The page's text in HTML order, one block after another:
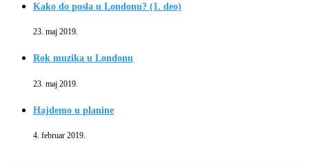
Kako do posla u Londonu? (1. deo)
23. maj 2019.
Rok muzika u Londonu
23. maj 2019.
Hajdemo u planine
4. februar 2019.